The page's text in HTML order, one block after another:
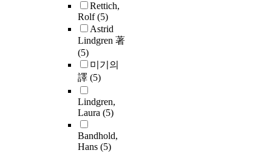
Rettich,
Rolf(5)
Astrid
Lindgren 著
(5)
미기의
譯 (5)
Lindgren,
Laura (5)
Bandhold,
Hans (5)